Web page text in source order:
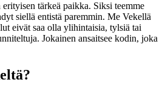
tärkeä paikka. Siksi teemme
siellä entistä paremmin. Me Vekellä
eivät saa olla ylihintaisia, tylsiä tai
Jokainen ansaitsee kodin, joka